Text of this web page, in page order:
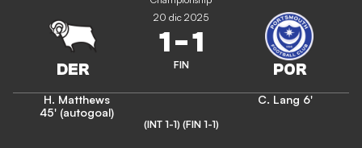
20 dic 2025
1-1
FIN
H. Matthews
45' (autogoal)
C. Lang 6'
(INT 1-1) (FIN 1-1)